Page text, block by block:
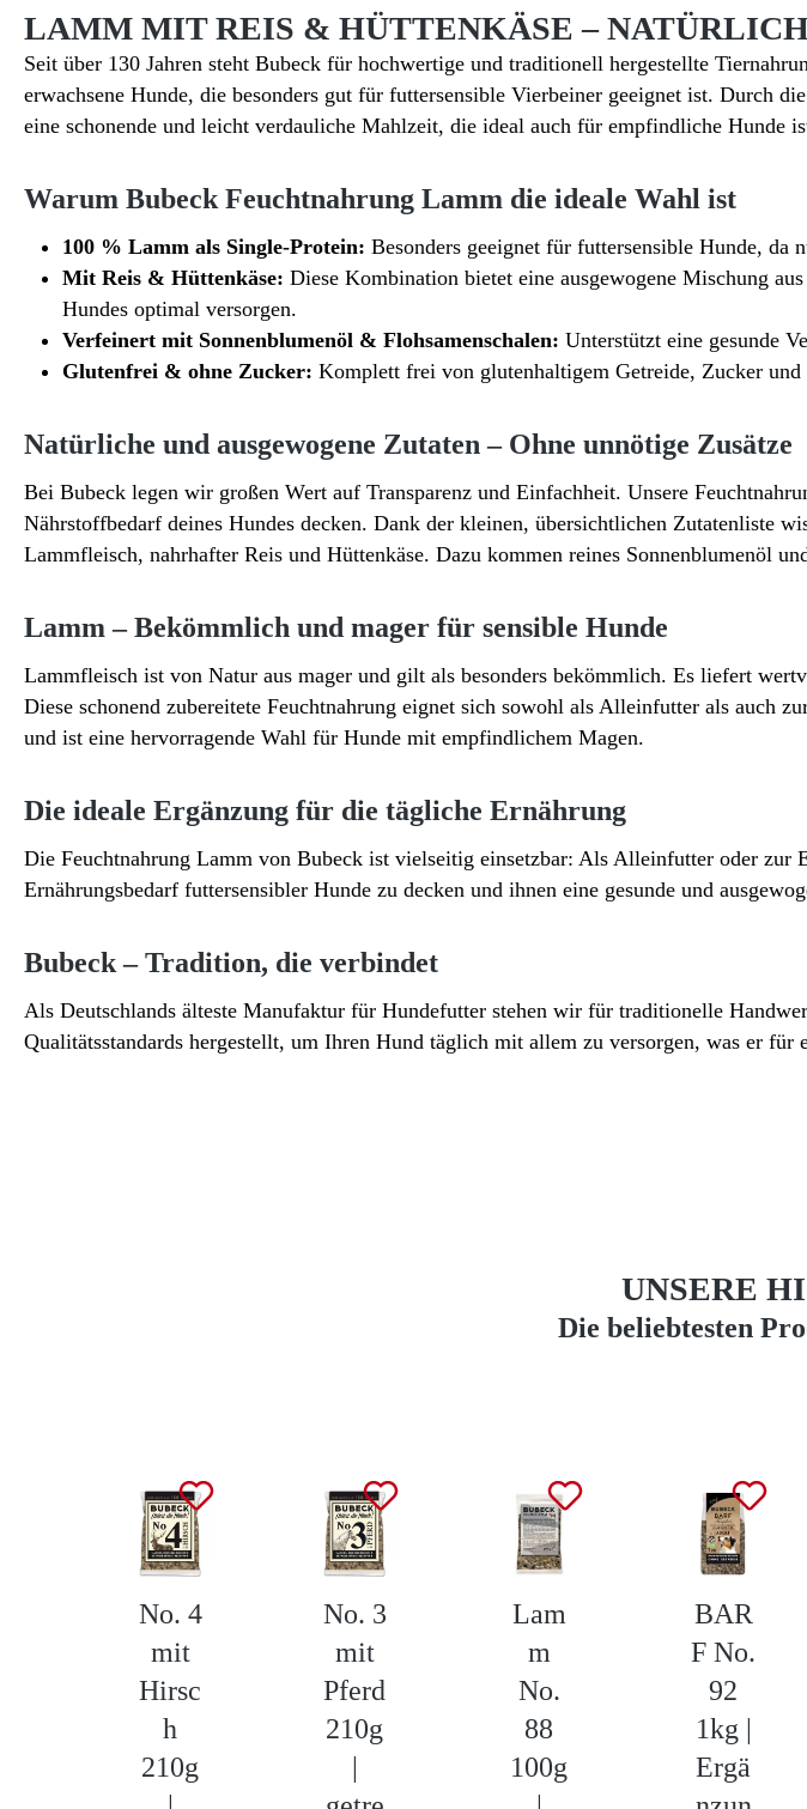
LAMM MIT REIS & HÜTTENKÄSE –
Seit über 130 Jahren steht Bubeck für hochwertige und traditionell hergestellte
erwachsene Hunde, die besonders gut für futtersensible Vierbeiner geeignet ist. Durch
eine schonende und leicht verdauliche Mahlzeit, die ideal auch für empfindliche Hunde
Warum Bubeck Feuchtnahrung Lamm die ideale Wahl ist
100 % Lamm als Single-Protein: Besonders geeignet für futtersensible Hunde,
Mit Reis & Hüttenkäse: Diese Kombination bietet eine ausgewogene Mischung
Hundes optimal versorgen.
Verfeinert mit Sonnenblumenöl & Flohsamenschalen: Unterstützt eine gesunde
Glutenfrei & ohne Zucker: Komplett frei von glutenhaltigem Getreide, Zucker
Natürliche und ausgewogene Zutaten – Ohne unnötige Zusätze
Bei Bubeck legen wir großen Wert auf Transparenz und Einfachheit. Unsere
Nährstoffbedarf deines Hundes decken. Dank der kleinen, übersichtlichen Zutatenliste
Lammfleisch, nahrhafter Reis und Hüttenkäse. Dazu kommen reines Sonnenblumenöl
Lamm – Bekömmlich und mager für sensible Hunde
Lammfleisch ist von Natur aus mager und gilt als besonders bekömmlich. Es liefert
Diese schonend zubereitete Feuchtnahrung eignet sich sowohl als Alleinfutter als auch
und ist eine hervorragende Wahl für Hunde mit empfindlichem Magen.
Die ideale Ergänzung für die tägliche Ernährung
Die Feuchtnahrung Lamm von Bubeck ist vielseitig einsetzbar: Als Alleinfutter oder zur
Ernährungsbedarf futtersensibler Hunde zu decken und ihnen eine gesunde und
Bubeck – Tradition, die verbindet
Als Deutschlands älteste Manufaktur für Hundefutter stehen wir für traditionelle
Qualitätsstandards hergestellt, um Ihren Hund täglich mit allem zu versorgen, was er für
UNSERE
Die beliebtesten
No. 4
mit
Hirsc
h
210g
No. 3
mit
Pferd
210g
|
Lam
m
No.
88
100g
BAR
F No.
92
1kg |
Ergä